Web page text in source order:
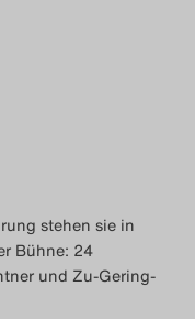
stehen sie in
Bühne: 24
und Zu-Gering-